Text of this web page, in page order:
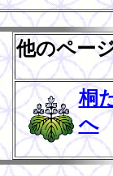
他のペー
桐
へ